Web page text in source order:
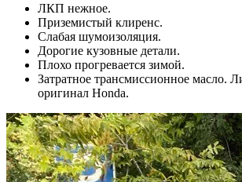
ЛКП нежное.
Приземистый клиренс.
Слабая шумоизоляция.
Дорогие кузовные детали.
Плохо прогревается зимой.
Затратное трансмиссионное масло.
оригинал Honda.